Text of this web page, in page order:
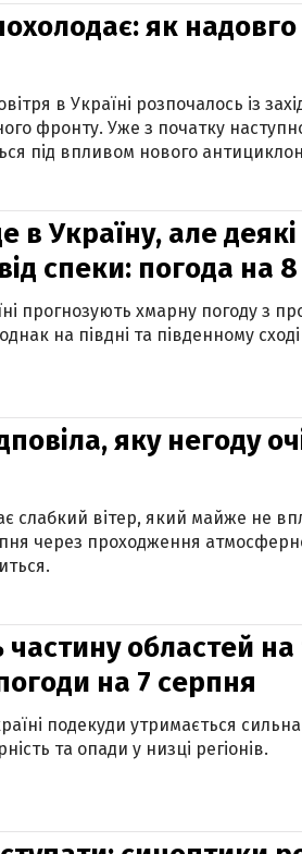
як надовго
в Україні розпочалось із
фронту. Уже з початку
під впливом нового
в Україну, але деякі
спеки: погода на
прогнозують хмарну погоду з
на півдні та південному
яку негоду
слабкий вітер, який майже не
через проходження
областей на
на 7 серпня
подекуди утримається
та опади у низці регіонів.